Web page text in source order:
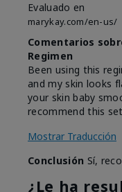
Evaluado en
marykay.com/en-us/
Comentarios
Regimen
Been using this
and my skin looks
your skin baby
recommend this
Mostrar Traducción
Conclusión Sí,
¿Le ha